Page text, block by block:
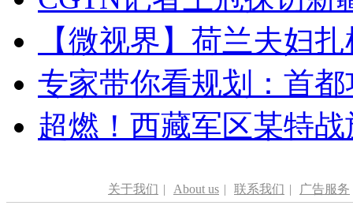
【微视界】荷兰夫妇
专家带你看规划：首
超燃！西藏军区某特
关于我们 | About us | 联系我们 | 广告服务